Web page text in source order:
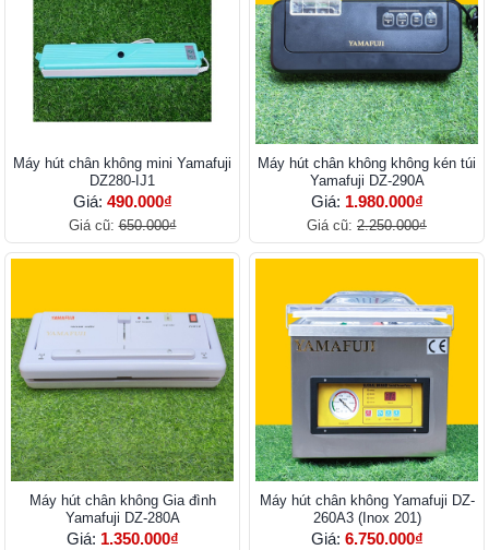
Máy hút chân không mini Yamafuji
DZ280-IJ1
Giá: 490.000₫
Giá cũ:650.000₫
Máy hút chân không không kén túi
Yamafuji DZ-290A
Giá: 1.980.000₫
Giá cũ: 2.250.000₫
Máy hút chân không Gia đình
Yamafuji DZ-280A
Giá: 1.350.000₫
Máy hút chân không Yamafuji DZ-
260A3 (Inox 201)
Giá: 6.750.000₫